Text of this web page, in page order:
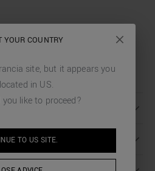
et codes de réduction
YOUR COUNTRY
site, but it appears you
in US.
like to proceed?
TO US SITE.